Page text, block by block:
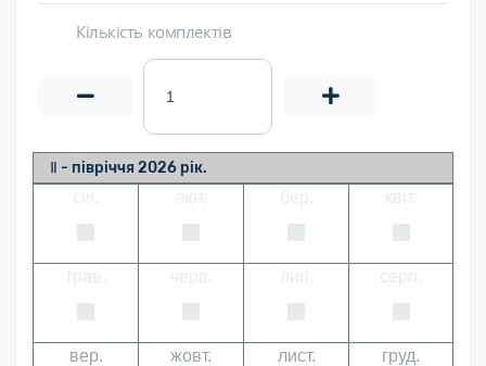
Кількість комплектів
Ⅱ - півріччя 2026 рік.
вер. жовт. лист. груд.